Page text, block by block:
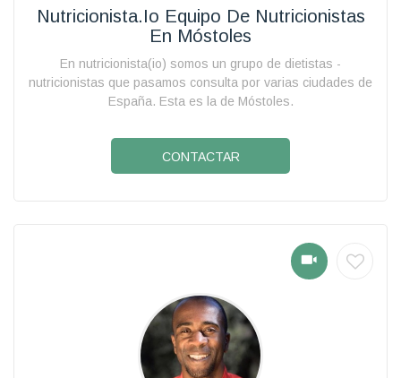
Nutricionista.io Equipo De Nutricionistas
En Móstoles
En nutricionista(io) somos un grupo de dietistas -
nutricionistas que pasamos consulta por varias ciudades de
España. Esta es la de Móstoles.
CONTACTAR